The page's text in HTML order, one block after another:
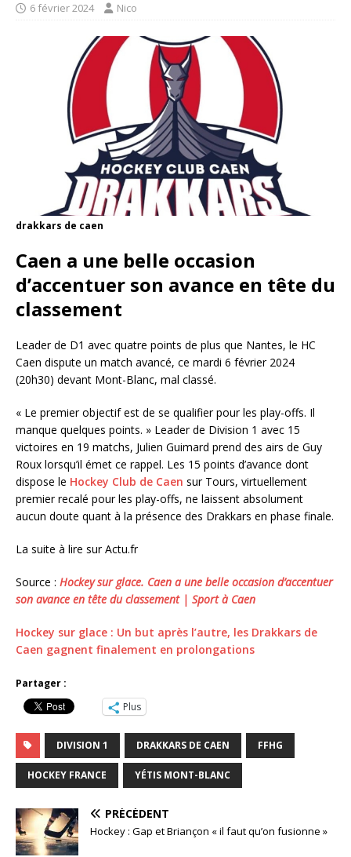
6 février 2024 Nico
drakkars de caen
Caen a une belle occasion
d’accentuer son avance en tête du
classement
Leader de D1 avec quatre points de plus que Nantes, le HC
Caen dispute un match avancé, ce mardi 6 février 2024
(20h30) devant Mont-Blanc, mal classé.
« Le premier objectif est de se qualifier pour les play-offs. Il
manque quelques points. » Leader de Division 1 avec 15
victoires en 19 matchs, Julien Guimard prend des airs de Guy
Roux lorsqu’il émet ce rappel. Les 15 points d’avance dont
dispose le Hockey Club de Caen sur Tours, virtuellement
premier recalé pour les play-offs, ne laissent absolument
aucun doute quant à la présence des Drakkars en phase finale.
La suite à lire sur Actu.fr
Source : Hockey sur glace. Caen a une belle occasion d’accentuer
son avance en tête du classement | Sport à Caen
Hockey sur glace : Un but après l’autre, les Drakkars de
Caen gagnent finalement en prolongations
Partager :
Plus
DIVISION 1 DRAKKARS DE CAEN FFHG
HOCKEY FRANCE YÉTIS MONT-BLANC
PRÉCÉDENT
Hockey : Gap et Briançon « il faut qu’on fusionne »